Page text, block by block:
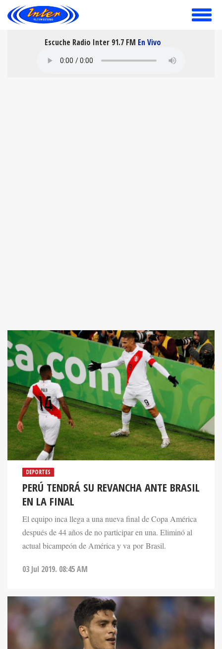
toggle
Escuche Radio Inter 91.7 FM En Vivo
DEPORTES
PERÚ TENDRÁ SU REVANCHA ANTE BRASIL
EN LA FINAL
El equipo inca llega a una nueva final de Copa América
después de 44 años de no participar en una. Eliminó al
actual bicampeón de América y va por Brasil.
03 Jul 2019. 08:45 AM